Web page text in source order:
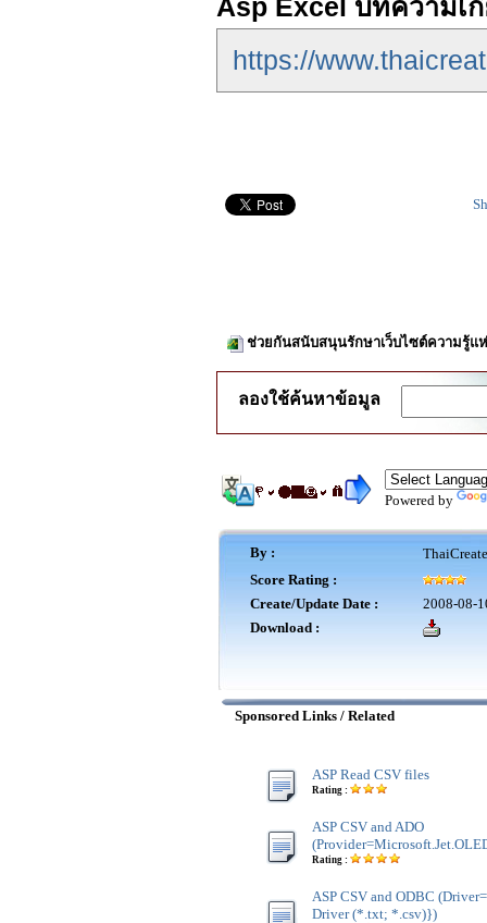
Asp Excel บทความเ
https://
ช่วยกันสนับสนุนรักษาเว็บไซต์ความรู้แ
ลองใช้ค้นหาข้อมูล
Powered by
By :
Score Rating :
Create/Update Date :
2008-08-
Download :
Sponsored Links / Related
ASP Read CSV files
Rating :
ASP CSV and ADO
Rating :
ASP CSV and ODBC
Driver (*.txt; *.csv)})